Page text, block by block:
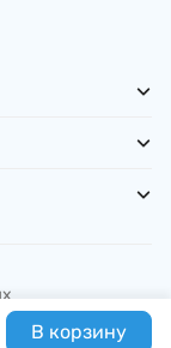
В корзину